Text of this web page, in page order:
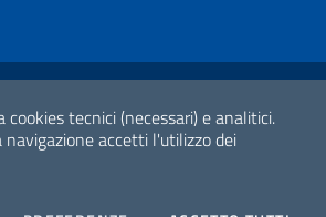
cookies tecnici (necessari) e analitici.
navigazione accetti l'utilizzo dei